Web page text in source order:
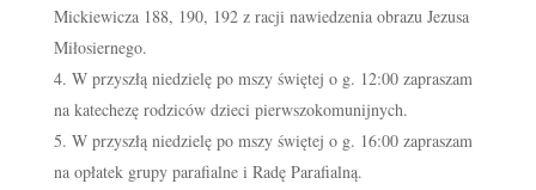
Mickiewicza 188, 190, 192 z racji nawiedzenia obrazu Jezusa
Miłosiernego.
W przyszłą niedzielę po mszy świętej o g. 12:00 zapraszam
na katechezę rodziców dzieci pierwszokomunijnych.
W przyszłą niedzielę po mszy świętej o g. 16:00 zapraszam
na opłatek grupy parafialne i Radę Parafialną.